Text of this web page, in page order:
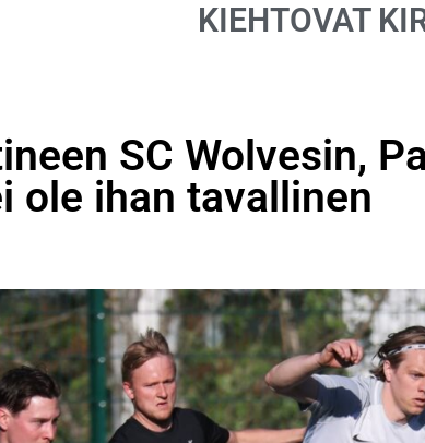
KIEHTOVAT
SC Wolvesin,
ole ihan tavallinen